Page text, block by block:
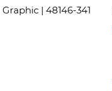
| 48146-341